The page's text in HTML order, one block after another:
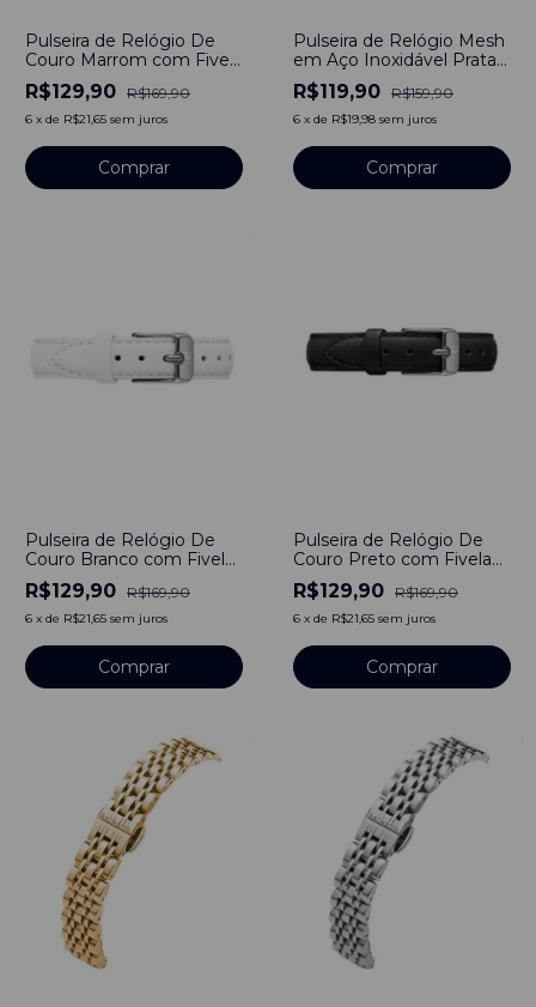
Pulseira de Relógio De
Couro Marrom com Fivela
em Aço Inoxidável 18mm
R$129,90 R$169,90
6 x de R$21,65 sem juros
Comprar
Pulseira de Relógio Mesh
em Aço Inoxidável Prata
18mm
R$119,90 R$159,90
6 x de R$19,98 sem juros
Comprar
Pulseira de Relógio De
Couro Branco com Fivela
em Aço Inoxidável 18mm
R$129,90 R$169,90
6 x de R$21,65 sem juros
Comprar
Pulseira de Relógio De
Couro Preto com Fivela
em Aço Inoxidável 18mm
R$129,90 R$169,90
6 x de R$21,65 sem juros
Comprar